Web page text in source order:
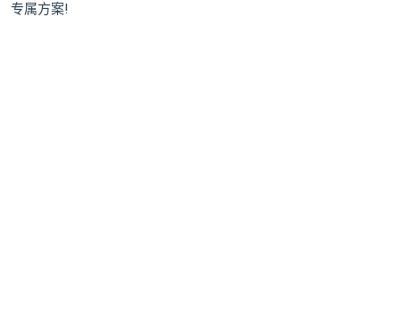
专属方案!